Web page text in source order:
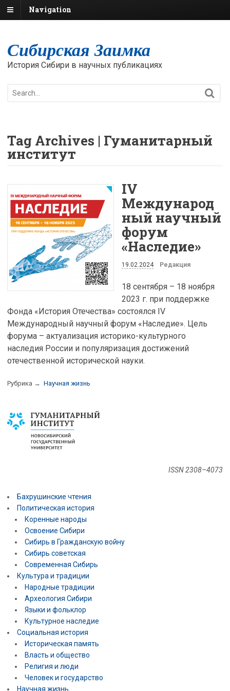
Navigation
Сибирская Заимка
История Сибири в научных публикациях
Tag Archives | Гуманитарный
институт
IV
Международ
ный научный
форум
«Наследие»
19.02.2024 Редакция
18 сентября – 18 ноября
2023 г. при поддержке
Фонда «История Отечества» состоялся IV
Международный научный форум «Наследие». Цель
форума – актуализация историко-культурного
наследия России и популяризация достижений
отечественной исторической науки.
Рубрика → Научная жизнь
ISSN 2308–4073
Бахрушинские чтения
Политическая история
Коренные народы
Освоение Сибири
Сибирь в Гражданскую войну
Сибирь советская
Современная Сибирь
Культура и традиции
Народные традиции
Археология Сибири
Языки и фольклор
Культурное наследие
Социальная история
Историческая память
Власть и общество
Религия и люди
Человек и государство
Научная жизнь